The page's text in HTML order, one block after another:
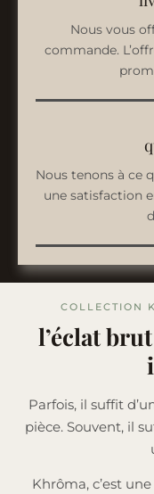
Nous vous
commande.
Nous tenons à ce
une satisfaction
COLLECTION
l’éclat
Parfois, il suffit
pièce. Souvent, il
Khrôma, c’est